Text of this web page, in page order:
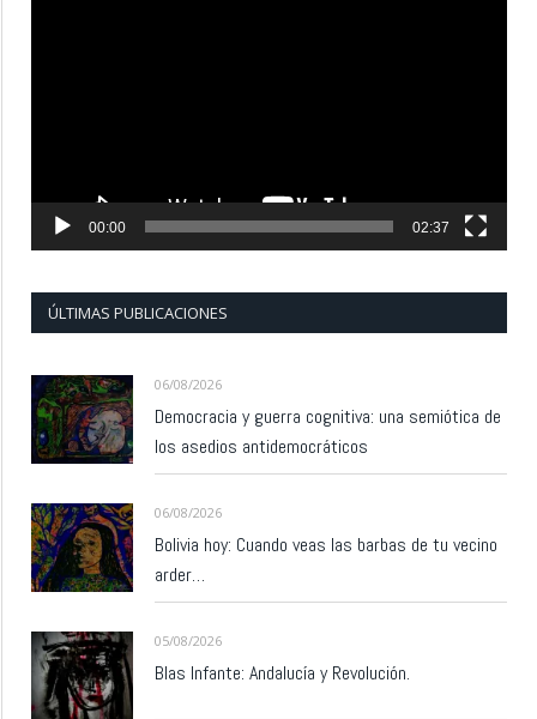
00:00 02:37
ÚLTIMAS PUBLICACIONES
06/08/2026
Democracia y guerra cognitiva: una semiótica de
los asedios antidemocráticos
06/08/2026
Bolivia hoy: Cuando veas las barbas de tu vecino
arder…
05/08/2026
Blas Infante: Andalucía y Revolución.